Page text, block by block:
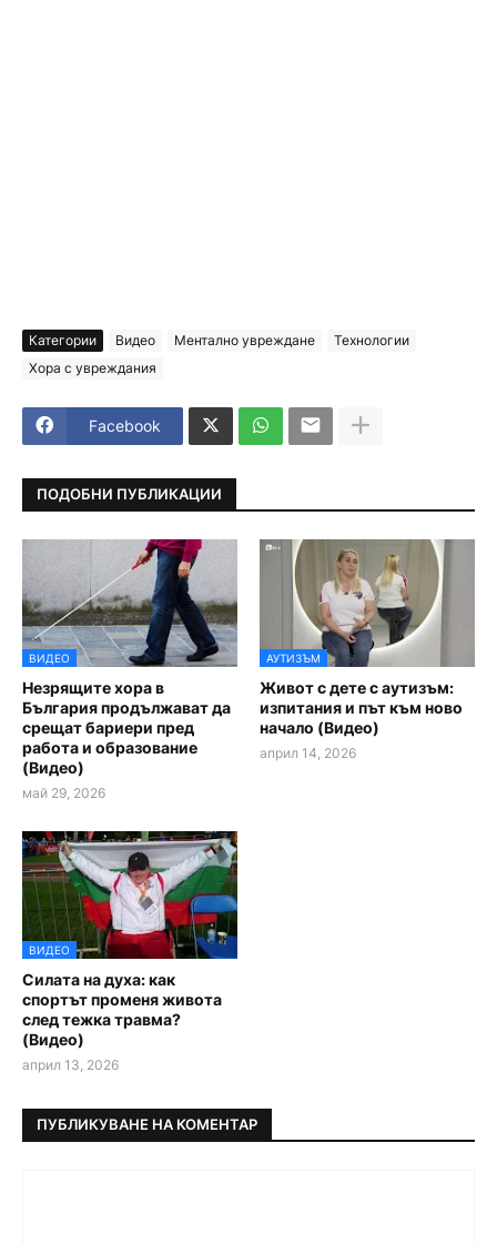
Категории Видео Ментално увреждане
Технологии
Хора с увреждания
Facebook
ПОДОБНИ ПУБЛИКАЦИИ
ВИДЕО
Незрящите хора в
България продължават да
срещат бариери пред
работа и образование
(Видео)
май 29, 2026
АУТИЗЪМ
Живот с дете с аутизъм:
изпитания и път към ново
начало (Видео)
април 14, 2026
ВИДЕО
Силата на духа: как
спортът променя живота
след тежка травма?
(Видео)
април 13, 2026
ПУБЛИКУВАНЕ НА КОМЕНТАР